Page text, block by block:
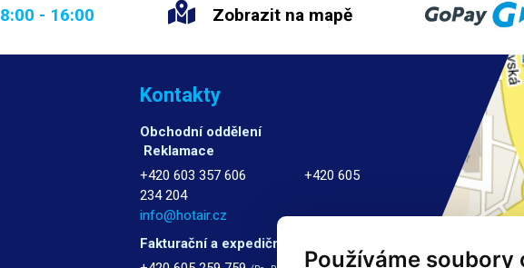
Používáme soubory
8:00 - 16:00 Zobrazit na mapě
Kontakty
Obchodní oddělení
Reklamace
+420 603 357 606 +420 605
234 204
info@hotair.cz
Fakturační a expediční oddělení